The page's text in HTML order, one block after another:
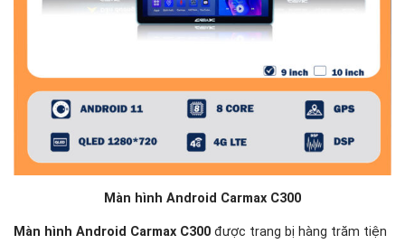
Màn hình Android Carmax C300
Màn hình Android Carmax C300 được trang bị hàng trăm tiện